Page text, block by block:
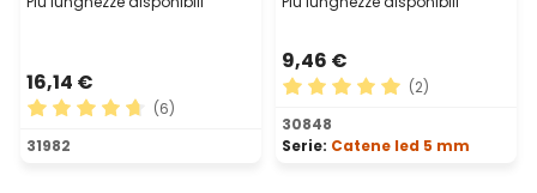
16,14 €
Valutazione media di 4.83 su 5 stelle
(6)
31982
9,46 €
Valutazione media di 5 su
(2)
30848
Serie: Catene led 5 mm